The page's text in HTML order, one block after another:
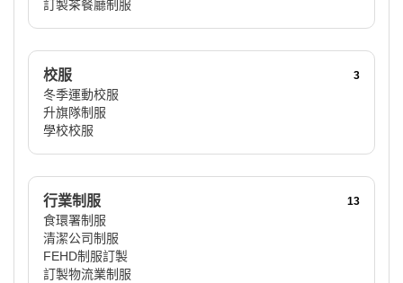
訂製茶餐廳制服
校服 3
冬季運動校服
升旗隊制服
學校校服
行業制服 13
食環署制服
清潔公司制服
FEHD制服訂製
訂製物流業制服